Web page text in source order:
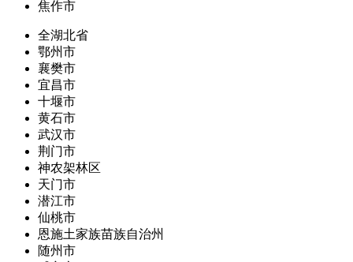
焦作市
全湖北省
鄂州市
襄樊市
宜昌市
十堰市
黄石市
武汉市
荆门市
神农架林区
天门市
潜江市
仙桃市
恩施土家族苗族自治州
随州市